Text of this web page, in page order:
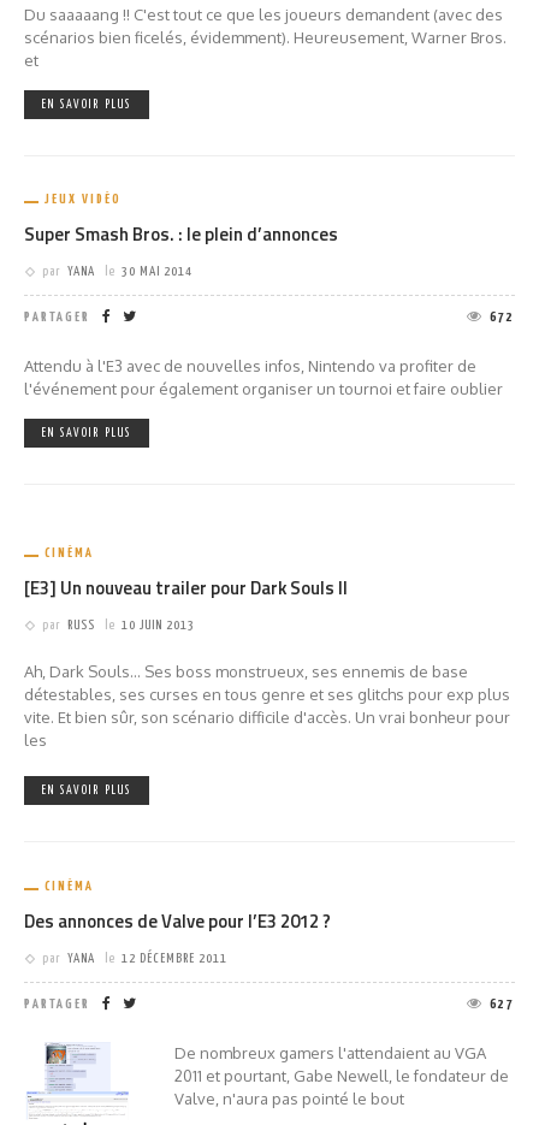
Du saaaaang !! C'est tout ce que les joueurs demandent (avec des
scénarios bien ficelés, évidemment). Heureusement, Warner Bros.
et
EN SAVOIR PLUS
JEUX VIDÉO
Super Smash Bros. : le plein d’annonces
par YANA le 30 MAI 2014
PARTAGER 672
Attendu à l'E3 avec de nouvelles infos, Nintendo va profiter de
l'événement pour également organiser un tournoi et faire oublier
EN SAVOIR PLUS
CINÉMA
[E3] Un nouveau trailer pour Dark Souls II
par RUSS le 10 JUIN 2013
Ah, Dark Souls... Ses boss monstrueux, ses ennemis de base
détestables, ses curses en tous genre et ses glitchs pour exp plus
vite. Et bien sûr, son scénario difficile d'accès. Un vrai bonheur pour
les
EN SAVOIR PLUS
CINÉMA
Des annonces de Valve pour l’E3 2012 ?
par YANA le 12 DÉCEMBRE 2011
PARTAGER 627
De nombreux gamers l'attendaient au VGA
2011 et pourtant, Gabe Newell, le fondateur de
Valve, n'aura pas pointé le bout